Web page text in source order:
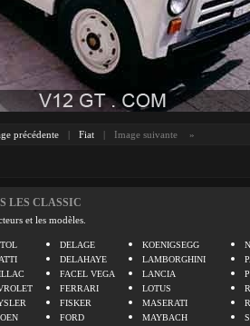
précédente | Fiat | Image suivante »
LES CLASSIC
et les modèles.
DELAGE
DELAHAYE
FACEL VEGA
FERRARI
FISKER
FORD
KOENIGSEGG
LAMBORGHINI
LANCIA
LOTUS
MASERATI
MAYBACH